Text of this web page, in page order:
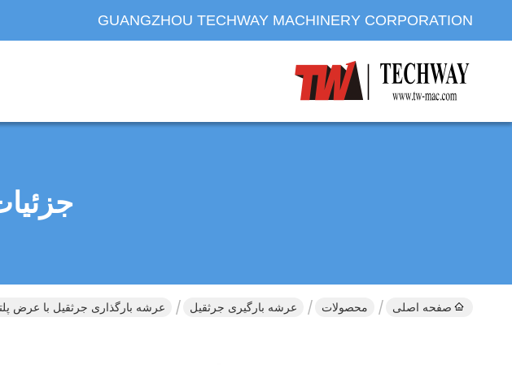
GUANGZHOU TECHWAY MACHINERY CORPORATION
صفحه اصلی محصولات عرشه بارگیری جرثقیل عرشه بارگذاری جرثقیل با عرض پلتفرم از 2.2 تا 4.2 متر و حداکثر ظرفیت بارگذاری 5 تن برای پشتیبانی